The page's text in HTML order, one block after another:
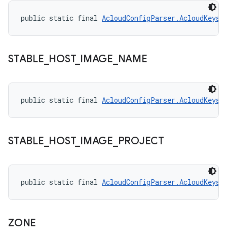
public static final AcloudConfigParser.AcloudKeys
STABLE HOST_ IMAGE NAME
public static final AcloudConfigParser.AcloudKeys
STABLE HOST_ IMAGE PROJECT
public static final AcloudConfigParser.AcloudKeys
ZONE